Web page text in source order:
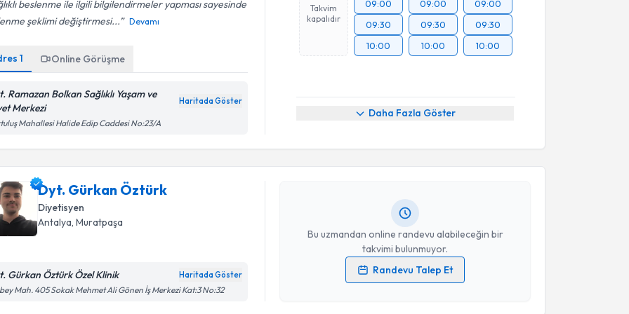
beslenme ile ilgili bilgilendirmeler yapması sayesinde
şeklimi değiştirmesi...
Devamı
1 Online Görüşme
Ramazan Bolkan Sağlıklı Yaşam ve
Merkezi
Haritada Göster
Mahallesi Halide Edip Caddesi No:23/A
Takvim
kapalıdır
09:00
09:30
10:00
09:00
09:30
10:00
09:00
09:30
10:00
Daha Fazla Göster
Dyt. Gürkan Öztürk
Diyetisyen
Antalya, Muratpaşa
Gürkan Öztürk Özel Klinik Haritada Göster
Mah. 405 Sokak Mehmet Ali Gönen İş Merkezi Kat:3 No:32
Bu uzmandan online randevu alabileceğin bir
takvimi bulunmuyor.
Randevu Talep Et
Randevu Takvimi Talebi
Kişisel verilerimin işlenmesine ilişkinAydınlatma Metni
Randevu Takvimi Talebi